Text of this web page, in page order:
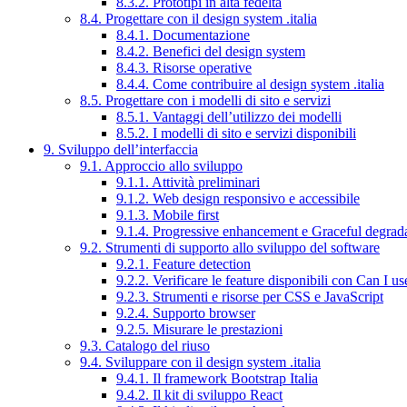
8.4. Progettare con il design system .italia
8.4.1. Documentazione
8.4.2. Benefici del design system
8.4.3. Risorse operative
8.4.4. Come contribuire al design system .italia
8.5. Progettare con i modelli di sito e servizi
8.5.1. Vantaggi dell’utilizzo dei modelli
8.5.2. I modelli di sito e servizi disponibili
9. Sviluppo dell’interfaccia
9.1. Approccio allo sviluppo
9.1.1. Attività preliminari
9.1.2. Web design responsivo e accessibile
9.1.3. Mobile first
9.1.4. Progressive enhancement e Graceful
9.2. Strumenti di supporto allo sviluppo del software
9.2.1. Feature detection
9.2.2. Verificare le feature disponibili con Can I
9.2.3. Strumenti e risorse per CSS e JavaScript
9.2.4. Supporto browser
9.2.5. Misurare le prestazioni
9.3. Catalogo del riuso
9.4. Sviluppare con il design system .italia
9.4.1. Il framework Bootstrap Italia
9.4.2. Il kit di sviluppo React